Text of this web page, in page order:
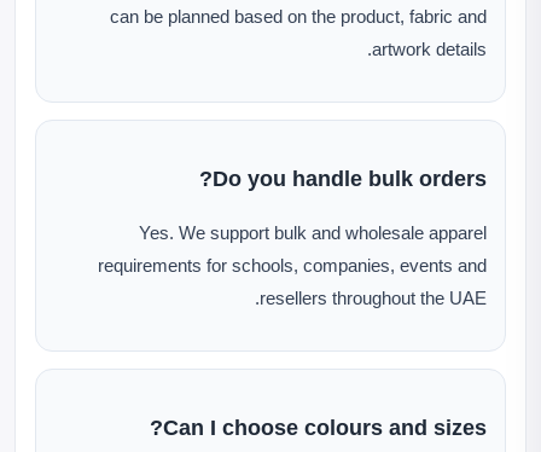
can be planned based on the product, fabric and
artwork details.
Do you handle bulk orders?
Yes. We support bulk and wholesale apparel
requirements for schools, companies, events and
resellers throughout the UAE.
Can I choose colours and sizes?